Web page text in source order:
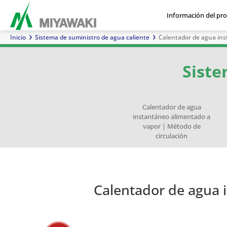
Información del
Trampas de vapor
Serie E | Trampas de vapor
Serie G | Trampas de vapor
Serie
Trampas de aire Ventilaciones
Acción directa para vapor
Separadores
Mezcladores en
Visores
Inicio Sistema de suministro de agua caliente Calentador de agua
Calentador de agua
instantáneo alimentado a
vapor | Método de
circulación
Calentador de